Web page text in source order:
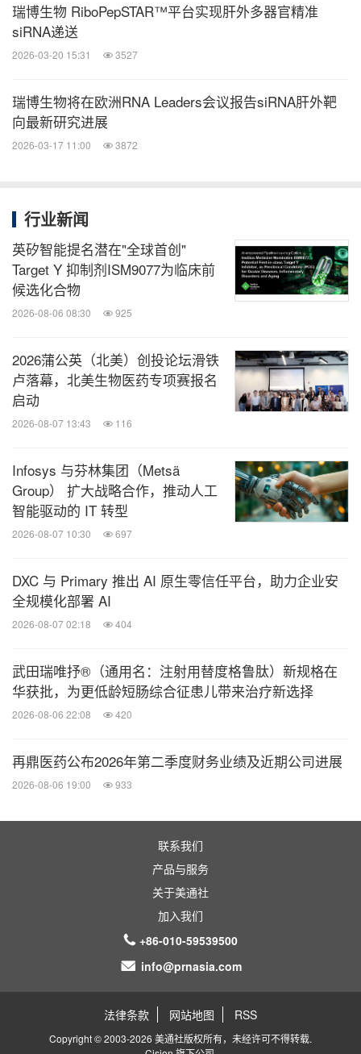
瑞博生物 RiboPepSTAR™平台实现肝外多器官精准
siRNA递送
2026-03-20 15:31 3527
瑞博生物将在欧洲RNA Leaders会议报告siRNA肝外靶
向最新研究进展
2026-03-17 11:00 3872
行业新闻
英矽智能提名潜在"全球首创"
Target Y 抑制剂ISM9077为临床前
候选化合物
2026-08-06 08:30 925
2026蒲公英（北美）创投论坛滑铁
卢落幕，北美生物医药专项赛报名
启动
2026-08-07 13:43 116
Infosys 与芬林集团（Metsä
Group） 扩大战略合作，推动人工
智能驱动的 IT 转型
2026-08-07 10:30 697
DXC 与 Primary 推出 AI 原生零信任平台，助力企业安
全规模化部署 AI
2026-08-07 02:18 404
武田瑞唯抒®（通用名：注射用替度格鲁肽）新规格在
华获批，为更低龄短肠综合征患儿带来治疗新选择
2026-08-06 22:08 420
再鼎医药公布2026年第二季度财务业绩及近期公司进展
2026-08-06 19:00 933
联系我们
产品与服务
关于美通社
加入我们
+86-010-59539500
info@prnasia.com
法律条款 网站地图 RSS
Copyright © 2003-2026 美通社版权所有，未经许可不得转载.